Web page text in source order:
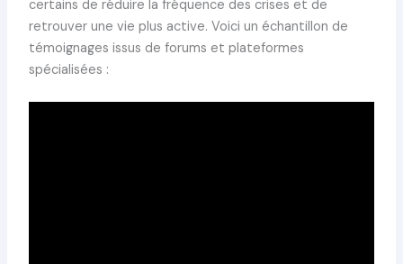
certains de réduire la fréquence des crises et de
retrouver une vie plus active. Voici un échantillon de
témoignages issus de forums et plateformes
spécialisées :